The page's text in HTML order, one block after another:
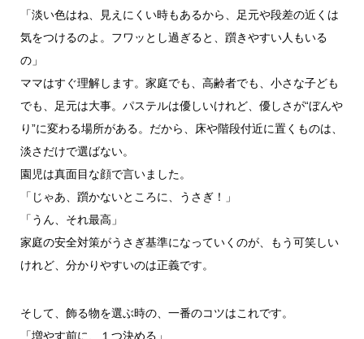
「淡い色はね、見えにくい時もあるから、足元や段差の近くは
気をつけるのよ。フワッとし過ぎると、躓きやすい人もいる
の」
ママはすぐ理解します。家庭でも、高齢者でも、小さな子ども
でも、足元は大事。パステルは優しいけれど、優しさが“ぼんや
り”に変わる場所がある。だから、床や階段付近に置くものは、
淡さだけで選ばない。
園児は真面目な顔で言いました。
「じゃあ、躓かないところに、うさぎ！」
「うん、それ最高」
家庭の安全対策がうさぎ基準になっていくのが、もう可笑しい
けれど、分かりやすいのは正義です。
そして、飾る物を選ぶ時の、一番のコツはこれです。
「増やす前に、１つ決める」